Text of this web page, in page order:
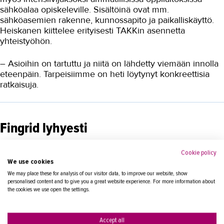
Fingrid valitsi TAKKin
koulutuskumppaniksi
Mikrokanavatekniikan harjoitusalue
Vaasalaiset opissa TAKKin
sähkökentällä
käytännössä
Talotekniikka ja kylmäala
Valimotekniikka
sähköalaa opiskeleville. Sisältöinä ovat mm.
sähköasemien rakenne, kunnossapito ja paikalliskäyttö.
Heiskanen kiittelee erityisesti TAKKin asennetta
yhteistyöhön.
– Asioihin on tartuttu ja niitä on lähdetty viemään innolla
eteenpäin. Tarpeisiimme on heti löytynyt konkreettisia
ratkaisuja.
Fingrid lyhyesti
Fingrid Oyj on suomalainen julkinen osakeyhtiö, joka
omistaa Suomen päävoimansiirrossa käytettävän
kantaverkon ja vastaa sen kehityksestä. Maanlaajuinen
kantaverkko on keskeinen osa Suomen
sähköjärjestelmää. Kantaverkko on sähkönsiirron
tehtaat sekä alueelliset jakeluverkot. Fingrid vastaa myös
Cookie policy
We use cookies
We may place these for analysis of our visitor data, to improve our website, show
personalised content and to give you a great website experience. For more information about
the cookies we use open the settings.
Accept all